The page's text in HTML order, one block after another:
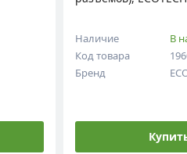
Наличие
В
Код товара
Бренд